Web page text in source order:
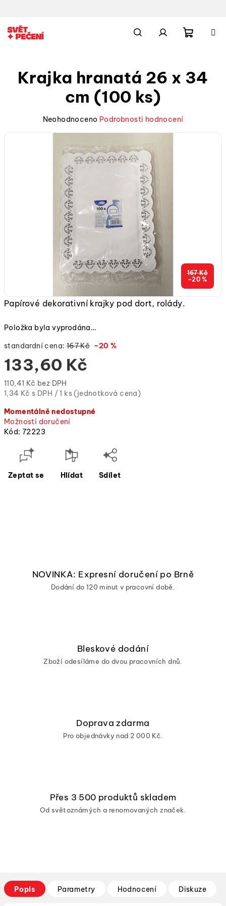
na
obsah
košík
Papírové dekorativní krajky pod dort, rolády.
Položka byla vyprodána…
standardní cena: 167 Kč –20 %
133,60 Kč
110,41 Kč bez DPH
Měrná
(jednotková
cena)
1,34 Kč s DPH / 1 ks (jednotková cena)
Momentálně nedostupné
Možnosti doručení
Kód: 72223
Zeptat se Hlídat Sdílet
Krajka hranatá 26 x 34
cm (100 ks)
Průměrné
hvězdiček.
Neohodnoceno Podrobnosti hodnocení
167 Kč
–20 %
NOVINKA: Expresní doručení po Brně
Dodání do 120 minut v pracovní době.
Bleskové dodání
Zboží odesíláme do dvou pracovních dnů.
Doprava zdarma
Pro objednávky nad 2 000 Kč.
Přes 3 500 produktů skladem
Od světoznámých a renomovaných značek.
Popis Parametry Hodnocení Diskuze